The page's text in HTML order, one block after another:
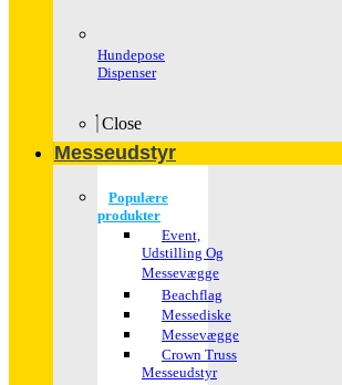
Hundepose
Dispenser
Close
Messeudstyr
Populære
produkter
Event,
Udstilling Og
Messevægge
Beachflag
Messediske
Messevægge
Crown Truss
Messeudstyr